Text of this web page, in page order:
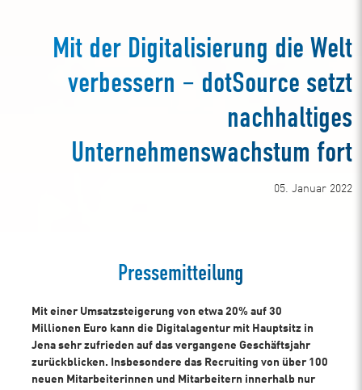
Mit der Digitalisierung die Welt
verbessern – dotSource setzt
nachhaltiges
Unternehmenswachstum fort
05. Januar 2022
Pressemitteilung
Mit einer Umsatzsteigerung von etwa 20% auf 30
Millionen Euro kann die Digitalagentur mit Hauptsitz in
Jena sehr zufrieden auf das vergangene Geschäftsjahr
zurückblicken. Insbesondere das Recruiting von über 100
neuen Mitarbeiterinnen und Mitarbeitern innerhalb nur